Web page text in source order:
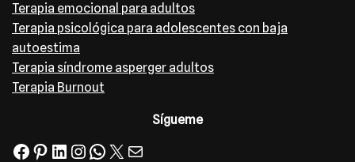
Terapia emocional para adultos
Terapia psicológica para adolescentes con baja
autoestima
Terapia síndrome asperger adultos
Terapia Burnout
Sígueme